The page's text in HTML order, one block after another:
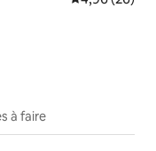
à faire